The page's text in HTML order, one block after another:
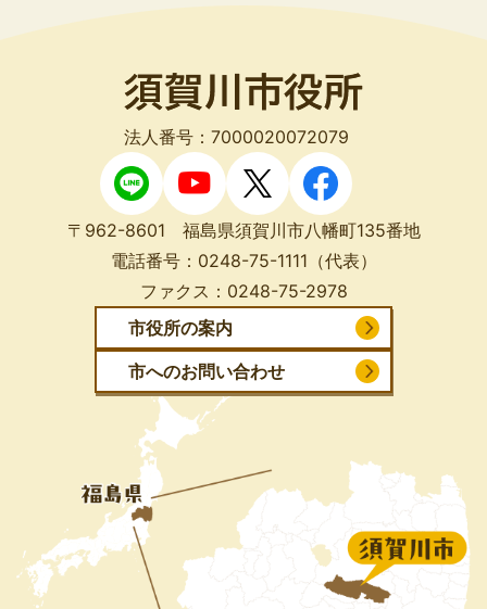
法人番号：7000020072079
〒962-8601 福島県須賀川市八幡町135番地
電話番号： 0248-75-1111 （代表）
ファクス： 0248-75-2978
市役所の案内
市へのお問い合わせ